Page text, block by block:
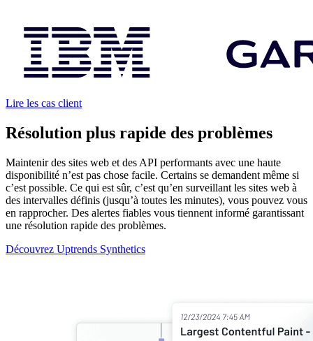
Lire les cas client
Résolution plus rapide des problèmes
Maintenir des sites web et des API performants avec une haute
disponibilité n’est pas chose facile. Certains se demandent même si
c’est possible. Ce qui est sûr, c’est qu’en surveillant les sites web à
des intervalles définis (jusqu’à toutes les minutes), vous pouvez vous
en rapprocher. Des alertes fiables vous tiennent informé garantissant
une résolution rapide des problèmes.
Découvrez Uptrends Synthetics